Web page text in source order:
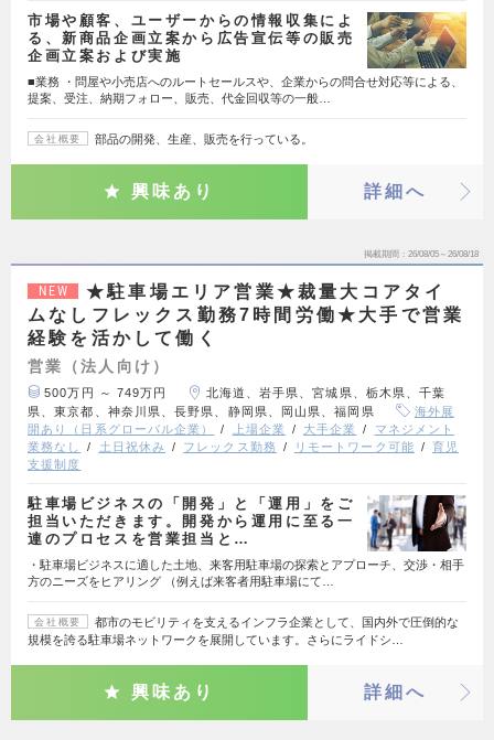
市場や顧客、ユーザーからの情報収集によ
る、新商品企画立案から広告宣伝等の販売
企画立案および実施
■業務 ・問屋や小売店へのルートセールスや、企業からの問合せ対応等による、
提案、受注、納期フォロー、販売、代金回収等の一般…
会社概要 部品の開発、生産、販売を行っている。
興味あり 詳細へ
掲載期間 26/08/05～26/08/18
NEW
★駐車場エリア営業★裁量大コアタイ
ムなしフレックス勤務7時間労働★大手で営業
経験を活かして働く
営業（法人向け）
500万円 ～ 749万円
北海道、岩手県、宮城県、栃木県、千葉
県、東京都、神奈川県、長野県、静岡県、岡山県、福岡県
海外展
開あり（日系グローバル企業）
上場企業 大手企業
マネジメント
業務なし
土日祝休み フレックス勤務 リモートワーク可能
育児
支援制度
駐車場ビジネスの「開発」と「運用」をご
担当いただきます。開発から運用に至る一
連のプロセスを営業担当と…
・駐車場ビジネスに適した土地、来客用駐車場の探索とアプローチ、交渉・相手
方のニーズをヒアリング （例えば来客者用駐車場にて…
会社概要
都市のモビリティを支えるインフラ企業として、国内外で圧倒的な
規模を誇る駐車場ネットワークを展開しています。さらにライドシ…
興味あり 詳細へ